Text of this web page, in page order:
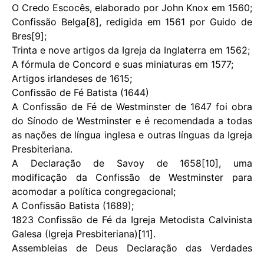
O Credo Escocês, elaborado por John Knox em 1560;
Confissão Belga[8], redigida em 1561 por Guido de
Bres[9];
Trinta e nove artigos da Igreja da Inglaterra em 1562;
A fórmula de Concord e suas miniaturas em 1577;
Artigos irlandeses de 1615;
Confissão de Fé Batista (1644)
A Confissão de Fé de Westminster de 1647 foi obra
do Sínodo de Westminster e é recomendada a todas
as nações de língua inglesa e outras línguas da Igreja
Presbiteriana.
A Declaração de Savoy de 1658[10], uma
modificação da Confissão de Westminster para
acomodar a política congregacional;
A Confissão Batista (1689);
1823 Confissão de Fé da Igreja Metodista Calvinista
Galesa (Igreja Presbiteriana)[11].
Assembleias de Deus Declaração das Verdades